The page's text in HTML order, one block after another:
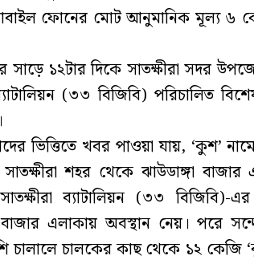
ফোনের মোট আনুমানিক মূল্য ৬
১২টার দিকে সাতক্ষীরা সদর
(৩৩ বিজিবি) পরিচালিত
ভিত্তিতে খবর পাওয়া যায়, ‘কুশ’
শহর থেকে ঝাউডাঙ্গা বাজার
ব্যাটালিয়ন (৩৩ বিজিবি)-
এলাকায় অবস্থান নেয়। পরে
চালালে চালকের কাছ থেকে ১২ কেজি